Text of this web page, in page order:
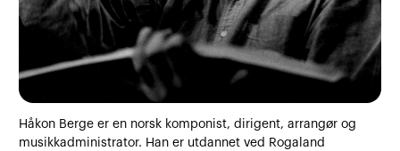
Håkon Berge er en norsk komponist, dirigent, arrangør og
musikkadministrator. Han er utdannet ved Rogaland